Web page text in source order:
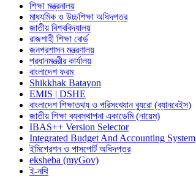
শিক্ষা মন্ত্রনালয়
মাধ্যমিক ও উচ্চশিক্ষা অধিদপ্তর
জাতীয় বিশ্ববিদ্যালয়
রাজশাহী শিক্ষা বোর্ড
জনপ্রশাসন মন্ত্রণালয়
প্রধানমন্ত্রীর কার্যালয়
বাংলাদেশ ফরম
Shikkhak Batayon
EMIS | DSHE
বাংলাদেশ শিক্ষাতথ্য ও পরিসংখ্যান ব্যুরো (ব্যানবেইস)
জাতীয় শিক্ষা ব্যবস্থাপনা একাডেমি (নায়েম)
IBAS++ Version Selector
Integrated Budget And Accounting System
ইমিগ্রেশন ও পাসপোর্ট অধিদপ্তর
eksheba (myGov)
ই-নথি